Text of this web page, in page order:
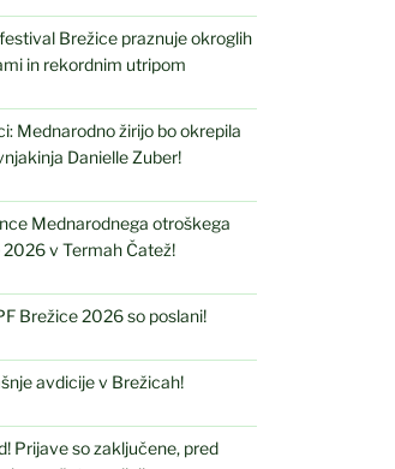
Brežice praznuje okroglih
in rekordnim utripom
Mednarodno žirijo bo okrepila
Danielle Zuber!
Mednarodnega otroškega
v Termah Čatež!
Brežice 2026 so poslani!
avdicije v Brežicah!
Prijave so zaključene, pred